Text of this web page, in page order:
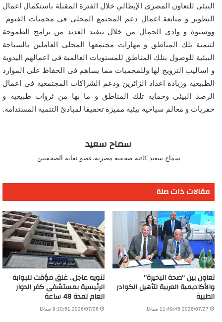
البيئى للتعاون المصرى الإيطالي خلال الفترة المقبلة باستكمال اعمال
التطوير و متابعة اعمال دعم المجتمع المحلى فى محميات الفيوم
ووسيوة و وادى الجمال من خلال تنفيذ العديد من برامج الطموحة
لتنمية تلك المناطق و مهارات مجتمعها المحلى العاملين بالسياحة
البيئية للوصول بتلك المناطق للمستويات العالمية فى اعمالهم اليدوية
و اساليب الترويج لها وللمحميات مما يساهم فى الحفاظ على الموارد
الطبيعية وزيادة اعداد الزائرين ودعم الشراكات المجتمعية فى اعمال
الرصد البيئى وحماية تلك المناطق و ما بها من ثروات طبيعية و
حفريات و معالم سياحية بيئية مميزة تحقيقا لمبادئ التنمية المستدامة.
سماح سعيد
سماح سعيد كاتبة صحفية مصرية،عضو نقابة الصحفيين
مقالات ذات صلة
تعاون بين “صحة البحيرة”
والأكاديمية العربية لتأهيل الكوادر
الطبية
2026/07/27 11:49:45 صباحًا
تنويه عاجل.. غلق مؤقت للبوابة
الرئيسية بمستشفى كفر الدوار
العام لمدة 48 ساعة
2026/07/06 9:10:51 صباحًا